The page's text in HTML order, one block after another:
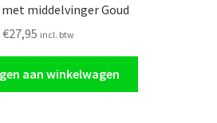
middelvinger Goud
€27,95 incl. btw
aan winkelwagen